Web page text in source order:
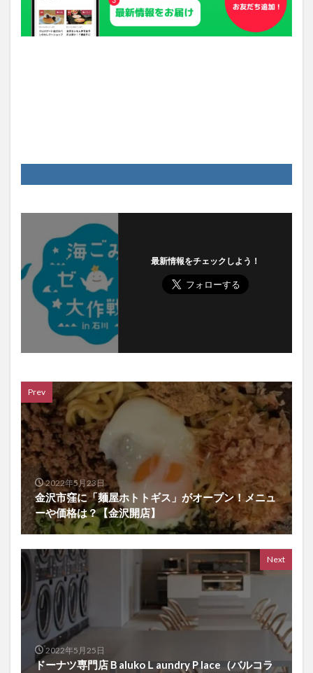
最新情報をチェックしよう！
Prev
2022年5月23日
金沢市窪に「麺屋ホトトギス」がオープン！メニュ
ーや価格は？【金沢開店】
Next
2022年5月25日
ドーナツ専門店ＢalukoＬaundryＰlace（バルコラ